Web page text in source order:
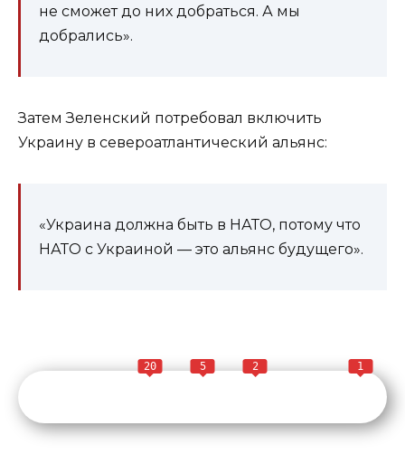
не сможет до них добраться. А мы
добрались».
Затем Зеленский потребовал включить
Украину в североатлантический альянс:
«Украина должна быть в НАТО, потому что
НАТО с Украиной — это альянс будущего».
20 5 2 1